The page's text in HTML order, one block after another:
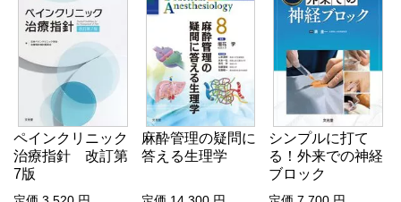
ペインクリニック
治療指針 改訂第
7版
麻酔管理の疑問に
答える生理学
シンプルに打て
る！外来での神経
ブロック